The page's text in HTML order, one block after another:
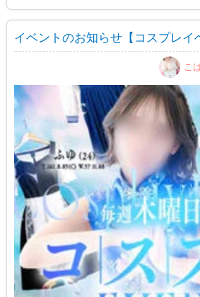
イベントのお知らせ【コスプレイ
こ